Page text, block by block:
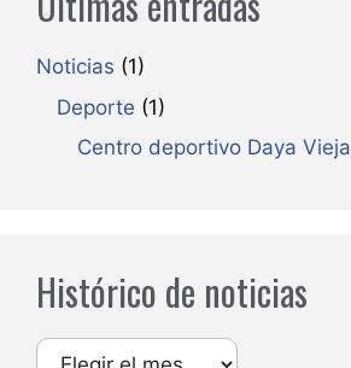
Noticias (1)
Deporte (1)
Centro deportivo Daya Vieja
Histórico de noticias
Archivos